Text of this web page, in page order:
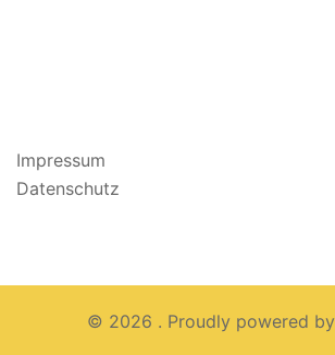
Impressum
Datenschutz
© 2026 . Proudly powered by